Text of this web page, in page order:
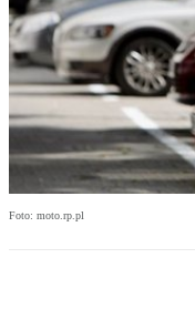
Foto: moto.rp.pl